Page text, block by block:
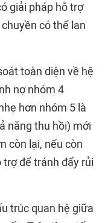
giải pháp hỗ trợ
có thể lan
toàn diện về hệ
nợ nhóm 4
hơn nhóm 5 là
năng thu hồi) mới
còn lại, nếu còn
trợ để tránh đẩy rủi
trúc quan hệ giữa